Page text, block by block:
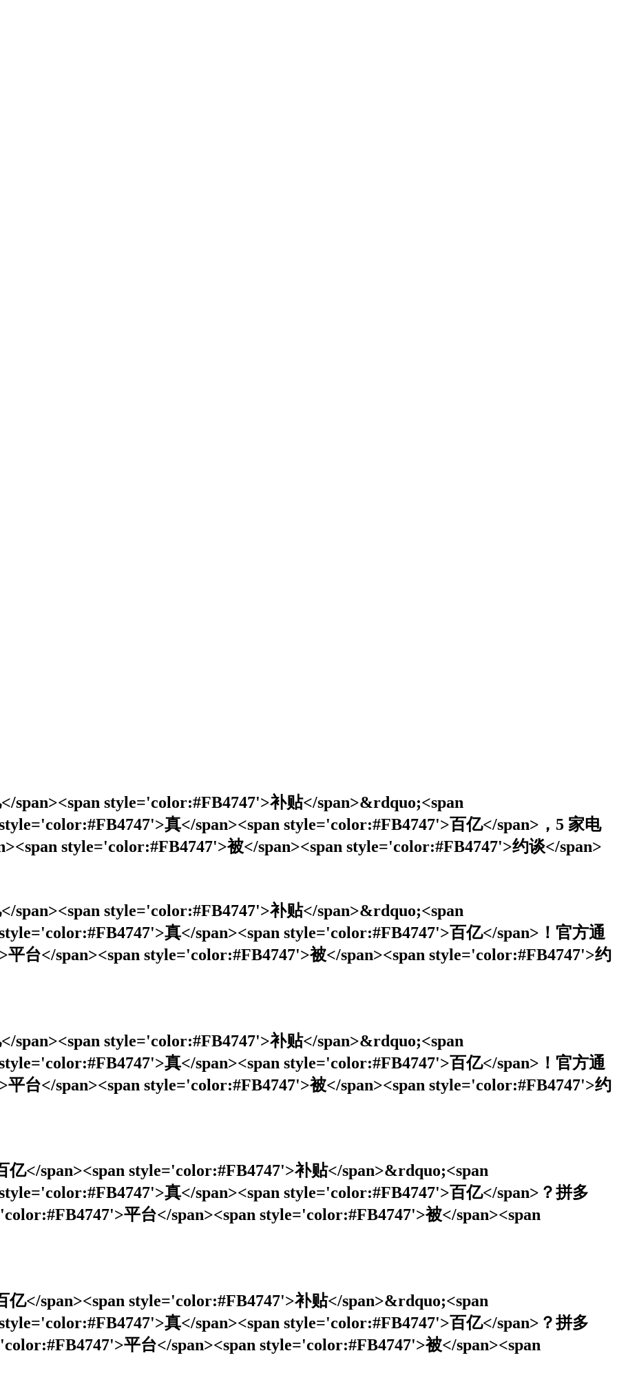
span><span style='color:#FB4747'>补贴</span>&rdquo;<span
真</span><span style='color:#FB4747'>百亿</span>，5 家电
style='color:#FB4747'>被</span><span style='color:#FB4747'>约谈</span>
span><span style='color:#FB4747'>补贴</span>&rdquo;<span
真</span><span style='color:#FB4747'>百亿</span>！官方通
台</span><span style='color:#FB4747'>被</span><span style='color:#FB4747'>约
span><span style='color:#FB4747'>补贴</span>&rdquo;<span
真</span><span style='color:#FB4747'>百亿</span>！官方通
台</span><span style='color:#FB4747'>被</span><span style='color:#FB4747'>约
</span><span style='color:#FB4747'>补贴</span>&rdquo;<span
真</span><span style='color:#FB4747'>百亿</span>？拼多
平台</span><span style='color:#FB4747'>被</span><span
</span><span style='color:#FB4747'>补贴</span>&rdquo;<span
真</span><span style='color:#FB4747'>百亿</span>？拼多
平台</span><span style='color:#FB4747'>被</span><span